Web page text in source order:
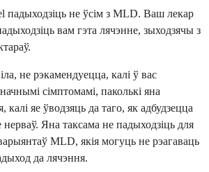
падыходзіць не ўсім з MLD. Ваш лекар
вам гэта лячэнне, зыходзячы з
не рэкамендуецца, калі ў вас
сімптомамі, паколькі яна
яе ўводзяць да таго, як адбудзецца
Яна таксама не падыходзіць для
MLD, якія могуць не рэагаваць
да лячэння.